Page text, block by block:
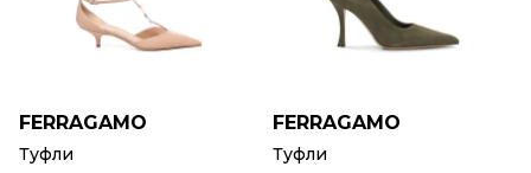
FERRAGAMO
Туфли
FERRAGAMO
Туфли